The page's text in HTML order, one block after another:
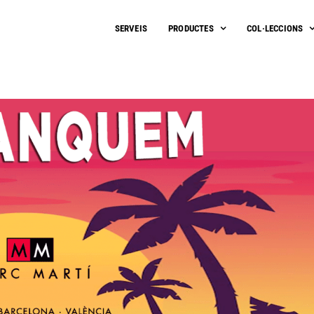
SERVEIS PRODUCTES COL·LECCIONS